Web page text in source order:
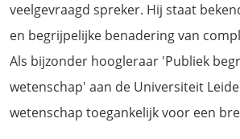
veelgevraagd spreker. Hij staat
en begrijpelijke benadering van
Als bijzonder hoogleraar 'Publiek
wetenschap' aan de Universiteit
wetenschap toegankelijk voor een